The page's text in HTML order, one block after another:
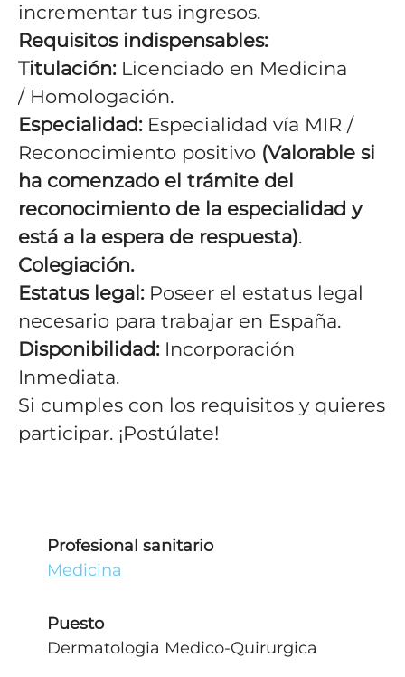
incrementar tus ingresos.
Requisitos indispensables:
Titulación:Licenciado en Medicina
/ Homologación.
Especialidad:Especialidad vía MIR /
Reconocimiento positivo (Valorable si
ha comenzado el trámite del
reconocimiento de la especialidad y
está a la espera de respuesta).
Colegiación.
Estatus legal:Poseer el estatus legal
necesario para trabajar en España.
Disponibilidad:Incorporación
Inmediata.
Si cumples con los requisitos y quieres
participar. ¡Postúlate!
Profesional sanitario
Medicina
Puesto
Dermatologia Medico-Quirurgica